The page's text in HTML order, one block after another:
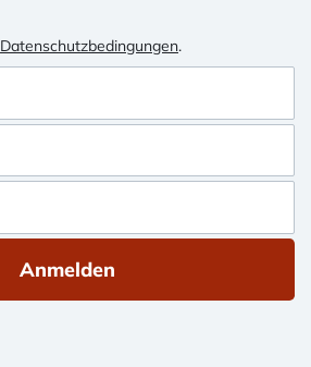
Datenschutzbedingungen.
Anmelden